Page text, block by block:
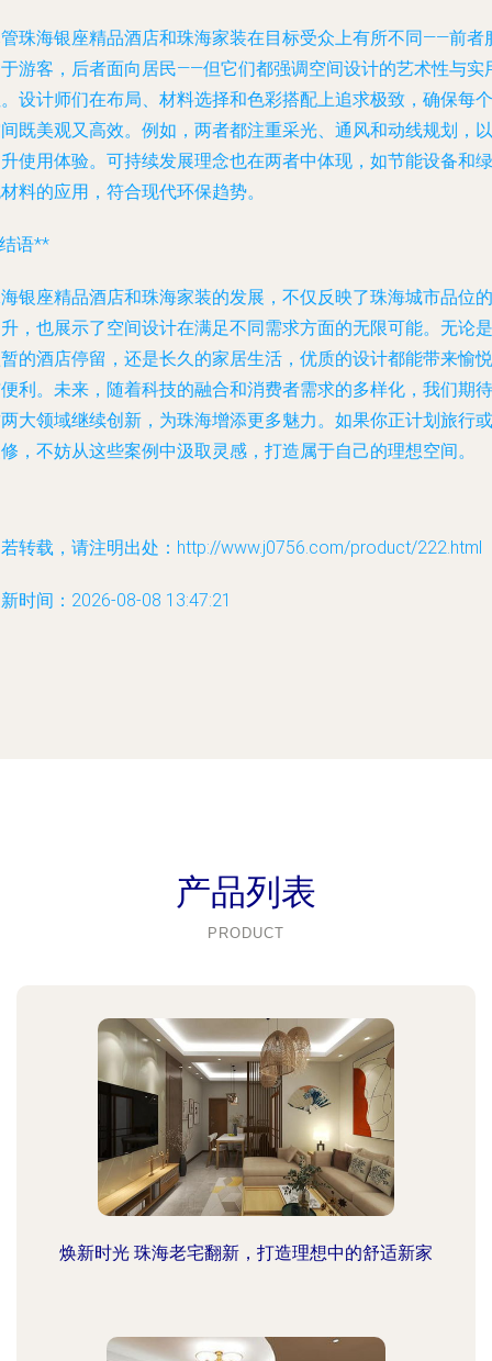
珠海银座精品酒店和珠海家装在目标受众上有所不同——前者
游客，后者面向居民——但它们都强调空间设计的艺术性与实
设计师们在布局、材料选择和色彩搭配上追求极致，确保每个
既美观又高效。例如，两者都注重采光、通风和动线规划，以
使用体验。可持续发展理念也在两者中体现，如节能设备和绿
料的应用，符合现代环保趋势。
语**
银座精品酒店和珠海家装的发展，不仅反映了珠海城市品位的
，也展示了空间设计在满足不同需求方面的无限可能。无论是
的酒店停留，还是长久的家居生活，优质的设计都能带来愉悦
利。未来，随着科技的融合和消费者需求的多样化，我们期待
大领域继续创新，为珠海增添更多魅力。如果你正计划旅行或
，不妨从这些案例中汲取灵感，打造属于自己的理想空间。
转载，请注明出处：http://www.j0756.com/product/222.html
时间：2026-08-08 13:47:21
产品列表
PRODUCT
焕新时光 珠海老宅翻新，打造理想中的舒适新家